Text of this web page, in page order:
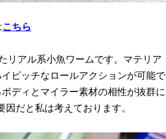
こちら
リアル系小魚ワームです。マテリア
ピッチなロールアクションが可能で
ディとマイラー素材の相性が抜群に
因だと私は考えております。